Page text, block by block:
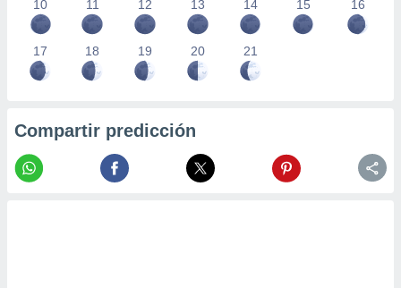
10 11 12 13 14 15 16
17 18 19 20 21
Compartir predicción